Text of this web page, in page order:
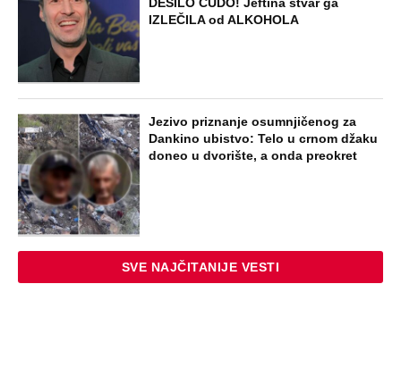
IZLEČILA od ALKOHOLA
Jezivo priznanje osumnjičenog za
Dankino ubistvo: Telo u crnom džaku
doneo u dvorište, a onda preokret
SVE NAJČITANIJE VESTI